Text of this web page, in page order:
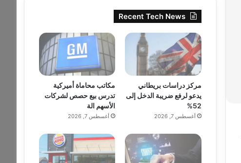
Recent Tech News
مركز دراسات بريطاني
يدعو لرفع ضريبة الدخل إلى
52%
أغسطس 7, 2026
مكاتب محاماة أميركية
تدرس بيع حصص لشركات
الأسهم الة
أغسطس 7, 2026